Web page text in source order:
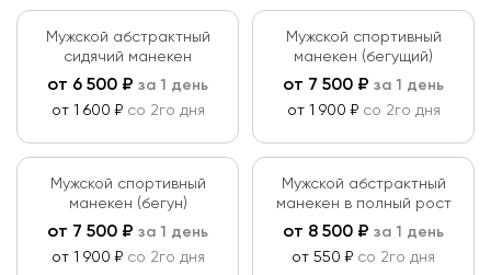
Мужской абстрактный
сидячий манекен
от 6 500 ₽ за 1 день
от 1 600 ₽ со 2го дня
Мужской спортивный
манекен (бегущий)
от 7 500 ₽ за 1 день
от 1 900 ₽ со 2го дня
Мужской спортивный
манекен (бегун)
от 7 500 ₽ за 1 день
от 1 900 ₽ со 2го дня
Мужской абстрактный
манекен в полный рост
от 8 500 ₽ за 1 день
от 550 ₽ со 2го дня